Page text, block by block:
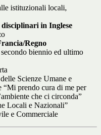
istituzionali locali,
in Inglese
Regno
biennio ed ultimo
Scienze Umane e
“Mi prendo cura di me per
che ci circonda”
Locali e Nazionali”
e Commerciale